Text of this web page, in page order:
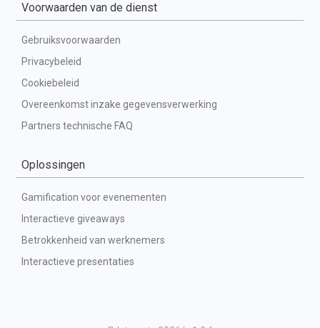
Voorwaarden van de dienst
Gebruiksvoorwaarden
Privacybeleid
Cookiebeleid
Overeenkomst inzake gegevensverwerking
Partners technische FAQ
Oplossingen
Gamification voor evenementen
Interactieve giveaways
Betrokkenheid van werknemers
Interactieve presentaties